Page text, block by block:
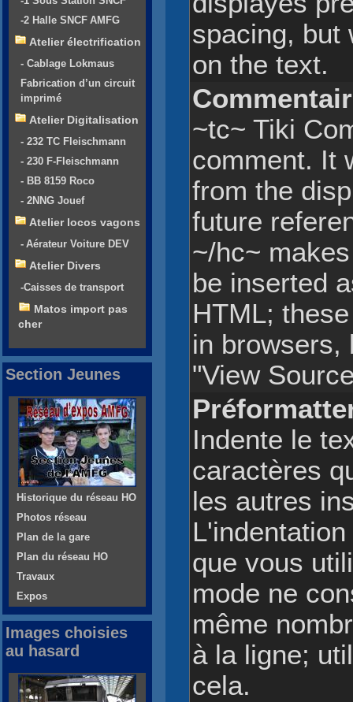
spacing, but
on the text.
~tc~ Tiki
comment. It
from the
future
~/hc~
be inserted
HTML;
in browsers,
"View
Indente le
caractères
les autres
que vous
mode ne
même
à la ligne;
cela.
-2 Halle SNCF AMFG
Atelier électrification
- Cablage Lokmaus
Fabrication d’un circuit
imprimé
Atelier Digitalisation
- 232 TC Fleischmann
- 230 F-Fleischmann
- BB 8159 Roco
- 2NNG Jouef
Atelier locos vagons
- Aérateur Voiture DEV
Atelier Divers
-Caisses de transport
Matos import pas
cher
Section Jeunes
Historique du réseau HO
Photos réseau
Plan de la gare
Plan du réseau HO
Travaux
Expos
Images choisies
au hasard